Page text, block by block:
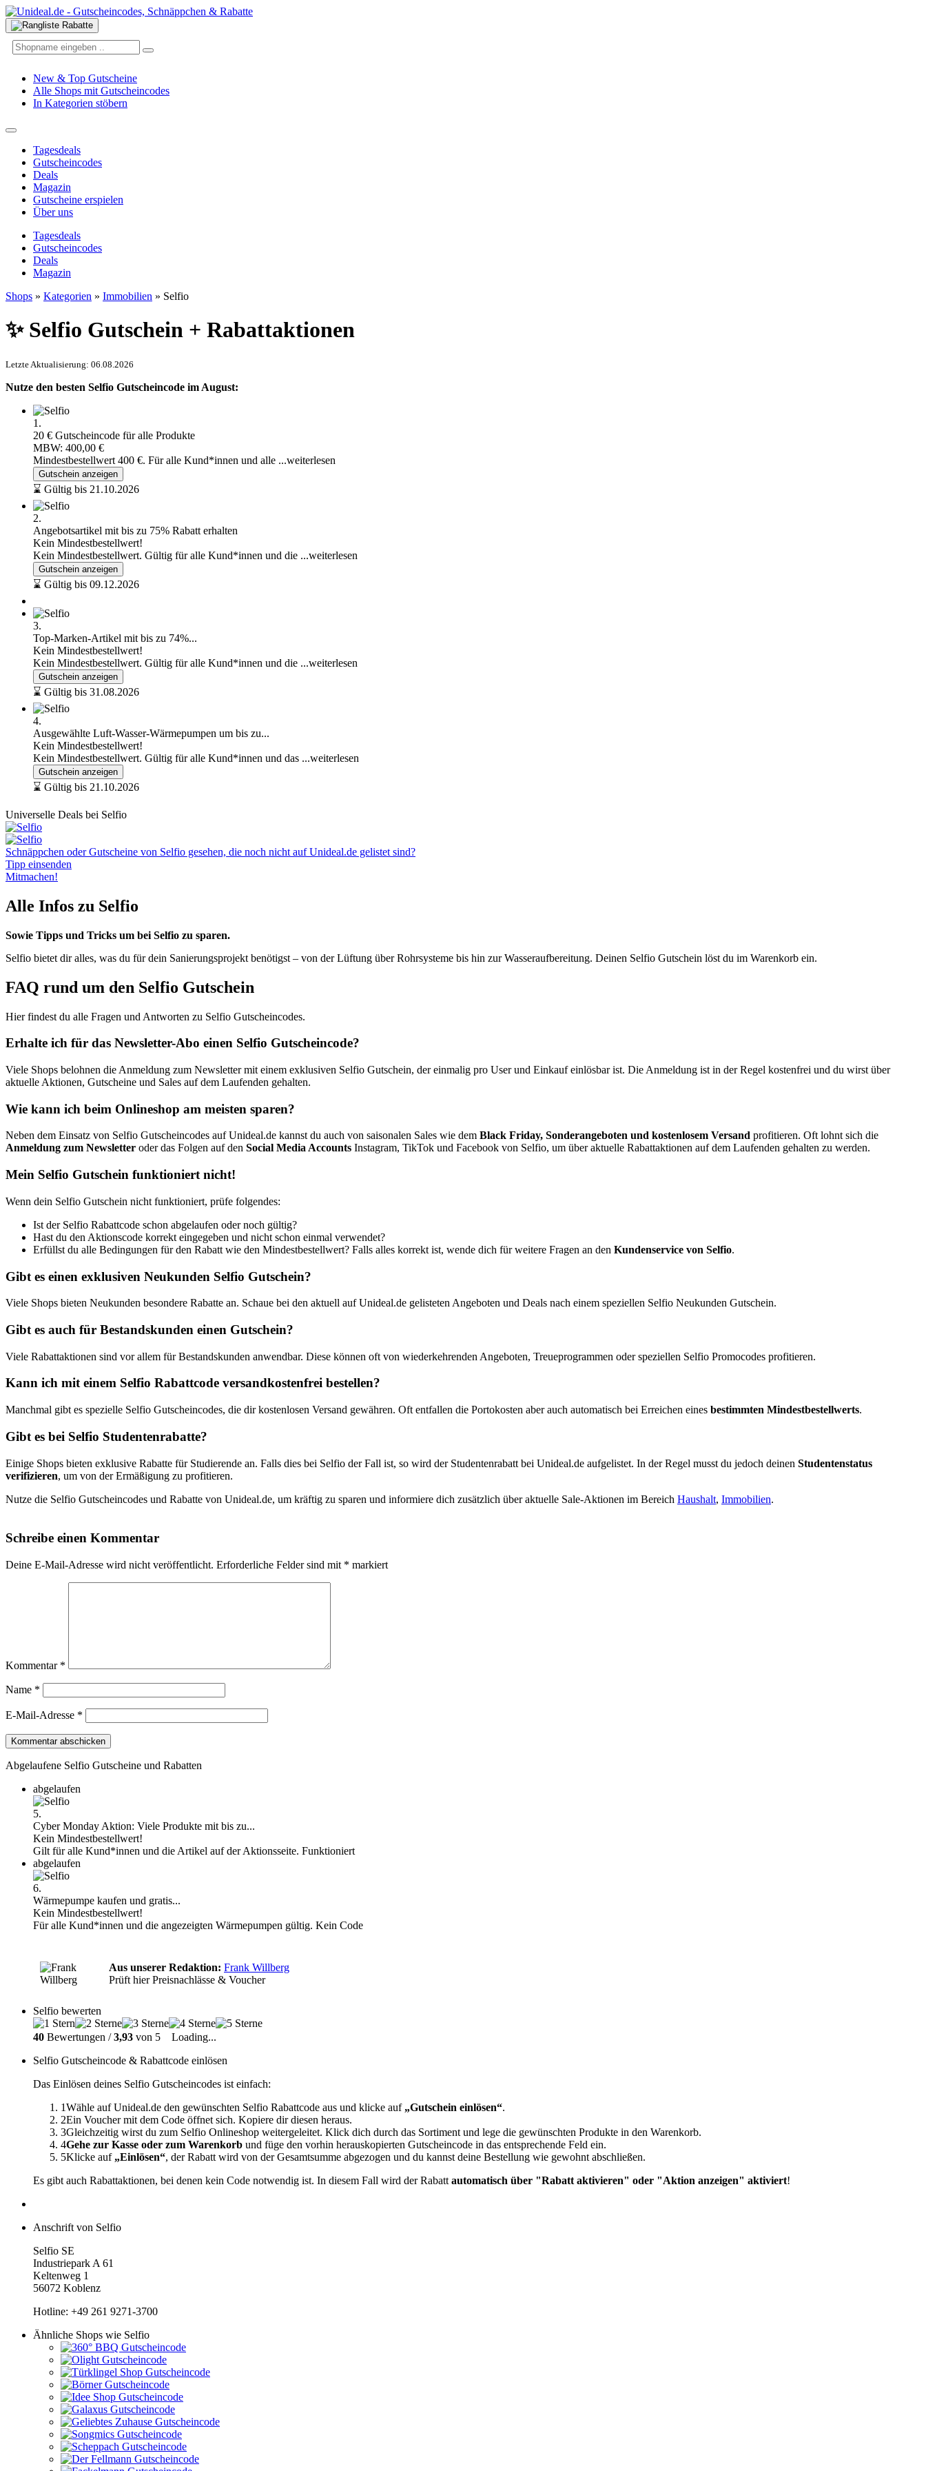
New & Top Gutscheine
Alle Shops mit Gutscheincodes
In Kategorien stöbern
Tagesdeals
Gutscheincodes
Deals
Magazin
Gutscheine erspielen
Über uns
Tagesdeals
Gutscheincodes
Deals
Magazin
Shops » Kategorien » Immobilien » Selfio
✨ Selfio Gutschein + Rabattaktionen
Letzte Aktualisierung: 06.08.2026
Nutze den besten Selfio Gutscheincode im August:
1.
20 € Gutscheincode für alle Produkte
MBW: 400,00 €
Mindestbestellwert 400 €. Für alle Kund*innen und alle ...weiterlesen
Gutschein anzeigen
⌛ Gültig bis 21.10.2026
2.
Angebotsartikel mit bis zu 75% Rabatt erhalten
Kein Mindestbestellwert!
Kein Mindestbestellwert. Gültig für alle Kund*innen und die ...weiterlesen
Gutschein anzeigen
⌛ Gültig bis 09.12.2026
3.
Top-Marken-Artikel mit bis zu 74%...
Kein Mindestbestellwert!
Kein Mindestbestellwert. Gültig für alle Kund*innen und die ...weiterlesen
Gutschein anzeigen
⌛ Gültig bis 31.08.2026
4.
Ausgewählte Luft‑Wasser‑Wärmepumpen um bis zu...
Kein Mindestbestellwert!
Kein Mindestbestellwert. Gültig für alle Kund*innen und das ...weiterlesen
Gutschein anzeigen
⌛ Gültig bis 21.10.2026
Universelle Deals bei Selfio
Schnäppchen oder Gutscheine von Selfio gesehen, die noch nicht auf Unideal.de gelistet sind?
Tipp einsenden
Mitmachen!
Alle Infos zu Selfio
Sowie Tipps und Tricks um bei Selfio zu sparen.
Selfio bietet dir alles, was du für dein Sanierungsprojekt benötigst – von der Lüftung über Rohrsysteme bis hin zur Wasseraufbereitung. Deinen Selfio Gutschein löst du im Warenkorb ein.
FAQ rund um den Selfio Gutschein
Hier findest du alle Fragen und Antworten zu Selfio Gutscheincodes.
Erhalte ich für das Newsletter-Abo einen Selfio Gutscheincode?
Viele Shops belohnen die Anmeldung zum Newsletter mit einem exklusiven Selfio Gutschein, der einmalig pro User und Einkauf einlösbar ist. Die Anmeldung ist in der Regel kostenfrei und du wirst über
aktuelle Aktionen, Gutscheine und Sales auf dem Laufenden gehalten.
Wie kann ich beim Onlineshop am meisten sparen?
Neben dem Einsatz von Selfio Gutscheincodes auf Unideal.de kannst du auch von saisonalen Sales wie dem Black Friday, Sonderangeboten und kostenlosem Versand profitieren. Oft lohnt sich die
Anmeldung zum Newsletter oder das Folgen auf den Social Media Accounts Instagram, TikTok und Facebook von Selfio, um über aktuelle Rabattaktionen auf dem Laufenden gehalten zu werden.
Mein Selfio Gutschein funktioniert nicht!
Wenn dein Selfio Gutschein nicht funktioniert, prüfe folgendes:
Ist der Selfio Rabattcode schon abgelaufen oder noch gültig?
Hast du den Aktionscode korrekt eingegeben und nicht schon einmal verwendet?
Erfüllst du alle Bedingungen für den Rabatt wie den Mindestbestellwert? Falls alles korrekt ist, wende dich für weitere Fragen an den Kundenservice von Selfio.
Gibt es einen exklusiven Neukunden Selfio Gutschein?
Viele Shops bieten Neukunden besondere Rabatte an. Schaue bei den aktuell auf Unideal.de gelisteten Angeboten und Deals nach einem speziellen Selfio Neukunden Gutschein.
Gibt es auch für Bestandskunden einen Gutschein?
Viele Rabattaktionen sind vor allem für Bestandskunden anwendbar. Diese können oft von wiederkehrenden Angeboten, Treueprogrammen oder speziellen Selfio Promocodes profitieren.
Kann ich mit einem Selfio Rabattcode versandkostenfrei bestellen?
Manchmal gibt es spezielle Selfio Gutscheincodes, die dir kostenlosen Versand gewähren. Oft entfallen die Portokosten aber auch automatisch bei Erreichen eines bestimmten Mindestbestellwerts.
Gibt es bei Selfio Studentenrabatte?
Einige Shops bieten exklusive Rabatte für Studierende an. Falls dies bei Selfio der Fall ist, so wird der Studentenrabatt bei Unideal.de aufgelistet. In der Regel musst du jedoch deinen Studentenstatus
verifizieren, um von der Ermäßigung zu profitieren.
Nutze die Selfio Gutscheincodes und Rabatte von Unideal.de, um kräftig zu sparen und informiere dich zusätzlich über aktuelle Sale-Aktionen im Bereich Haushalt, Immobilien.
Schreibe einen Kommentar
Deine E-Mail-Adresse wird nicht veröffentlicht. Erforderliche Felder sind mit * markiert
Kommentar *
Name *
E-Mail-Adresse *
Abgelaufene Selfio Gutscheine und Rabatten
abgelaufen
5.
Cyber Monday Aktion: Viele Produkte mit bis zu...
Kein Mindestbestellwert!
Gilt für alle Kund*innen und die Artikel auf der Aktionsseite. Funktioniert
abgelaufen
6.
Wärmepumpe kaufen und gratis...
Kein Mindestbestellwert!
Für alle Kund*innen und die angezeigten Wärmepumpen gültig. Kein Code
Aus unserer Redaktion: Frank Willberg
Prüft hier Preisnachlässe & Voucher
Selfio bewerten
40 Bewertungen /3,93 von 5
Loading...
Selfio Gutscheincode & Rabattcode einlösen
Das Einlösen deines Selfio Gutscheincodes ist einfach:
1Wähle auf Unideal.de den gewünschten Selfio Rabattcode aus und klicke auf „Gutschein einlösen“.
2Ein Voucher mit dem Code öffnet sich. Kopiere dir diesen heraus.
3Gleichzeitig wirst du zum Selfio Onlineshop weitergeleitet. Klick dich durch das Sortiment und lege die gewünschten Produkte in den Warenkorb.
4Gehe zur Kasse oder zum Warenkorb und füge den vorhin herauskopierten Gutscheincode in das entsprechende Feld ein.
5Klicke auf „Einlösen“, der Rabatt wird von der Gesamtsumme abgezogen und du kannst deine Bestellung wie gewohnt abschließen.
Es gibt auch Rabattaktionen, bei denen kein Code notwendig ist. In diesem Fall wird der Rabatt automatisch über "Rabatt aktivieren" oder "Aktion anzeigen" aktiviert!
Anschrift von Selfio
Selfio SE
Industriepark A 61
Keltenweg 1
56072 Koblenz
Hotline: +49 261 9271-3700
Ähnliche Shops wie Selfio